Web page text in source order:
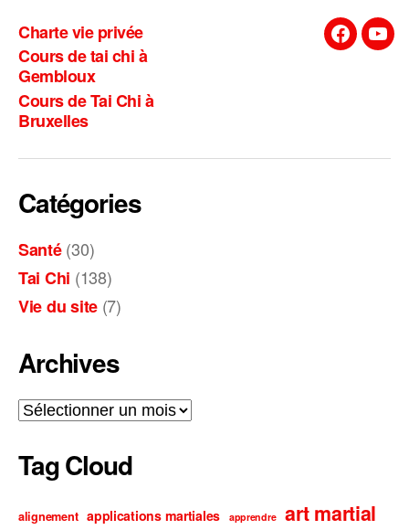
Charte vie privée
Cours de tai chi à
Gembloux
Cours de Tai Chi à
Bruxelles
Facebook
Catégories
Santé(30)
Tai Chi (138)
Vie du site (7)
Archives
Archives
Tag Cloud
alignement applications martiales apprendre art martial